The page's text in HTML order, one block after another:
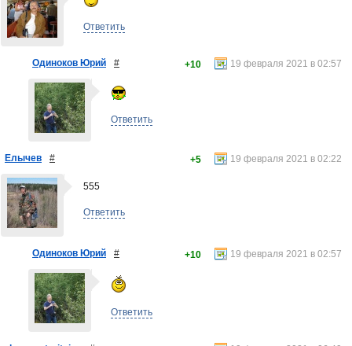
Ответить
Одиноков Юрий # 19 февраля 2021 в 02:57
+10
Ответить
Елычев # 19 февраля 2021 в 02:22
+5
555
Ответить
Одиноков Юрий # 19 февраля 2021 в 02:57
+10
Ответить